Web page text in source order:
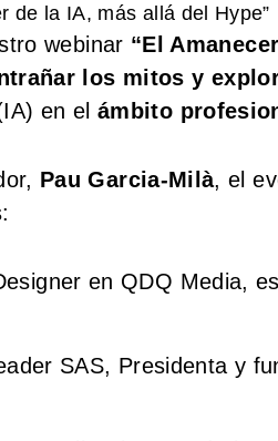
de la IA, más allá del Hype”
webinar “El
los mitos y
en el ámbito
Pau Garcia-Milà, el
en QDQ Media,
SAS, Presidenta y